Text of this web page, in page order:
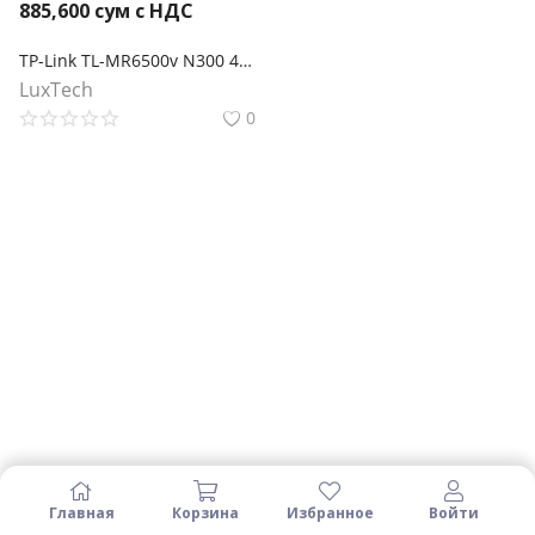
885,600 сум с НДС
TP-Link TL-MR6500v N300 4G LTE Wi-Fi роутер с поддержкой IP‑телефонии
LuxTech
0
Главная Корзина Избранное Войти